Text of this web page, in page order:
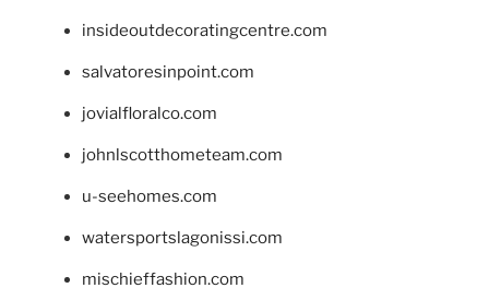
insideoutdecoratingcentre.com
salvatoresinpoint.com
jovialfloralco.com
johnlscotthometeam.com
u-seehomes.com
watersportslagonissi.com
mischieffashion.com